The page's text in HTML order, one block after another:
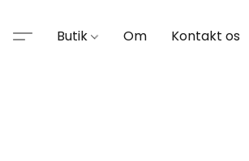
Butik Om Kontakt os